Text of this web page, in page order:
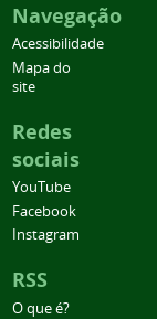
Navegação
Acessibilidade
Mapa do
site
Redes
sociais
YouTube
Facebook
Instagram
RSS
O que é?